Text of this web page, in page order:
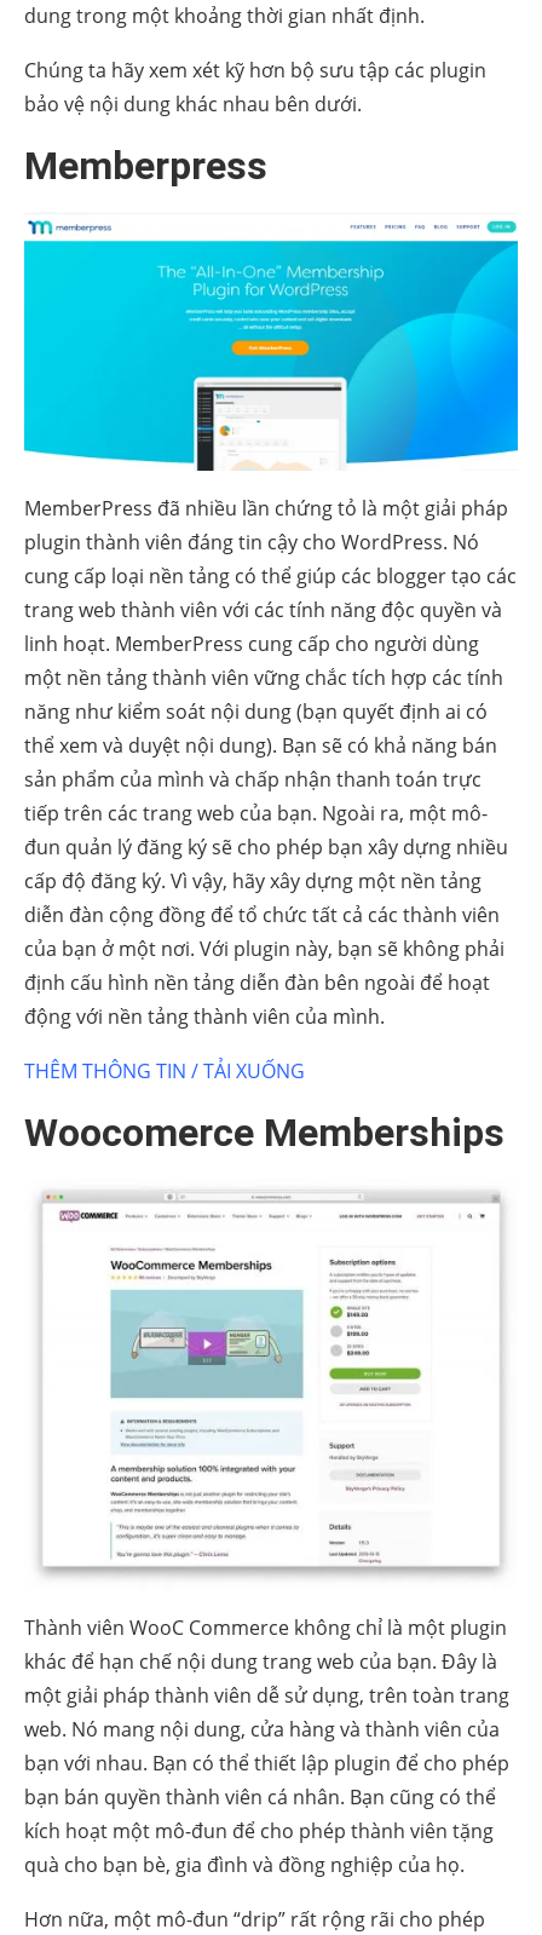
dung trong một khoảng thời gian nhất định.
Chúng ta hãy xem xét kỹ hơn bộ sưu tập các plugin
bảo vệ nội dung khác nhau bên dưới.
Memberpress
MemberPress đã nhiều lần chứng tỏ là một giải pháp
plugin thành viên đáng tin cậy cho WordPress. Nó
cung cấp loại nền tảng có thể giúp các blogger tạo các
trang web thành viên với các tính năng độc quyền và
linh hoạt. MemberPress cung cấp cho người dùng
một nền tảng thành viên vững chắc tích hợp các tính
năng như kiểm soát nội dung (bạn quyết định ai có
thể xem và duyệt nội dung). Bạn sẽ có khả năng bán
sản phẩm của mình và chấp nhận thanh toán trực
tiếp trên các trang web của bạn. Ngoài ra, một mô-
đun quản lý đăng ký sẽ cho phép bạn xây dựng nhiều
cấp độ đăng ký. Vì vậy, hãy xây dựng một nền tảng
diễn đàn cộng đồng để tổ chức tất cả các thành viên
của bạn ở một nơi. Với plugin này, bạn sẽ không phải
định cấu hình nền tảng diễn đàn bên ngoài để hoạt
động với nền tảng thành viên của mình.
THÊM THÔNG TIN / TẢI XUỐNG
Woocomerce Memberships
Thành viên WooC Commerce không chỉ là một plugin
khác để hạn chế nội dung trang web của bạn. Đây là
một giải pháp thành viên dễ sử dụng, trên toàn trang
web. Nó mang nội dung, cửa hàng và thành viên của
bạn với nhau. Bạn có thể thiết lập plugin để cho phép
bạn bán quyền thành viên cá nhân. Bạn cũng có thể
kích hoạt một mô-đun để cho phép thành viên tặng
quà cho bạn bè, gia đình và đồng nghiệp của họ.
Hơn nữa, một mô-đun “drip” rất rộng rãi cho phép